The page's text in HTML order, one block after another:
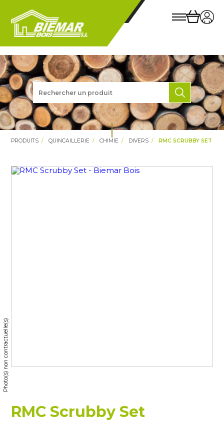
PRODUITS QUINCAILLERIE CHIMIE DIVERS RMC SCRUBBY SET
Photo(s) non contractuelle(s)
RMC Scrubby Set